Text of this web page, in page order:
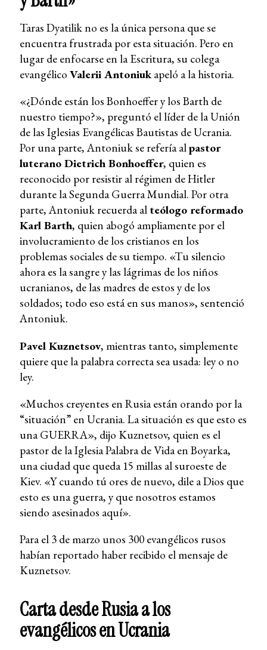
Taras Dyatilik no es la única persona que se
encuentra frustrada por esta situación. Pero en
lugar de enfocarse en la Escritura, su colega
evangélico Valerii Antoniukapeló a la historia.
«¿Dónde están los Bonhoeffer y los Barth de
nuestro tiempo?», preguntó el líder de la Unión
de las Iglesias Evangélicas Bautistas de Ucrania.
Por una parte, Antoniuk se refería alpastor
luterano Dietrich Bonhoeffer, quien es
reconocido por resistir al régimen de Hitler
durante la Segunda Guerra Mundial. Por otra
parte, Antoniuk recuerda al teólogo reformado
Karl Barth, quien abogó ampliamente por el
involucramiento de los cristianos en los
problemas sociales de su tiempo. «Tu silencio
ahora es la sangre y las lágrimas de los niños
ucranianos, de las madres de estos y de los
soldados; todo eso está en sus manos», sentenció
Antoniuk.
Pavel Kuznetsov, mientras tanto, simplemente
quiere que la palabra correcta sea usada: ley o no
ley.
«Muchos creyentes en Rusia están orando por la
“situación” en Ucrania. La situación es que esto es
una GUERRA», dijo Kuznetsov, quien es el
pastor de la Iglesia Palabra de Vida en Boyarka,
una ciudad que queda 15 millas al suroeste de
Kiev. «Y cuando tú ores de nuevo, dile a Dios que
esto es una guerra, y que nosotros estamos
siendo asesinados aquí».
Para el 3 de marzo unos 300 evangélicos rusos
habían reportado haber recibido el mensaje de
Kuznetsov.
Carta desde Rusia a los
evangélicos en Ucrania